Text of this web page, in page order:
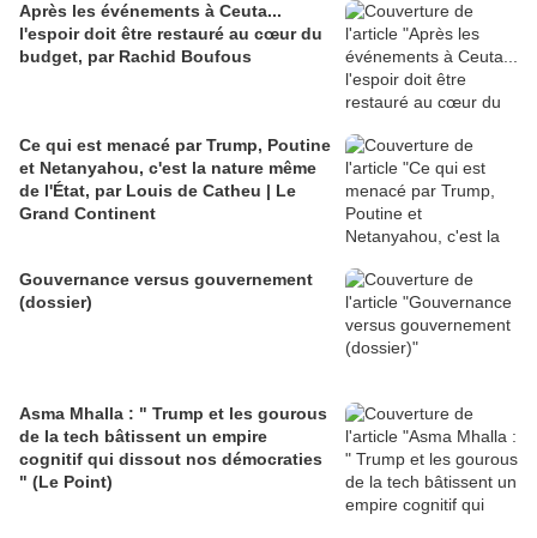
Après les événements à Ceuta...
l'espoir doit être restauré au cœur du
budget, par Rachid Boufous
Ce qui est menacé par Trump, Poutine
et Netanyahou, c'est la nature même
de l'État, par Louis de Catheu | Le
Grand Continent
Gouvernance versus gouvernement
(dossier)
Asma Mhalla : " Trump et les gourous
de la tech bâtissent un empire
cognitif qui dissout nos démocraties
" (Le Point)